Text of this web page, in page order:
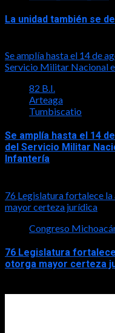
La unidad también se
Se amplía hasta el 14 de
Servicio Militar Nacional
82 B.I.
Arteaga
Tumbiscatio
Se amplía hasta el 14
del Servicio Militar
Infantería
76 Legislatura fortalece
mayor certeza jurídica
Congreso
76 Legislatura
otorga mayor certeza